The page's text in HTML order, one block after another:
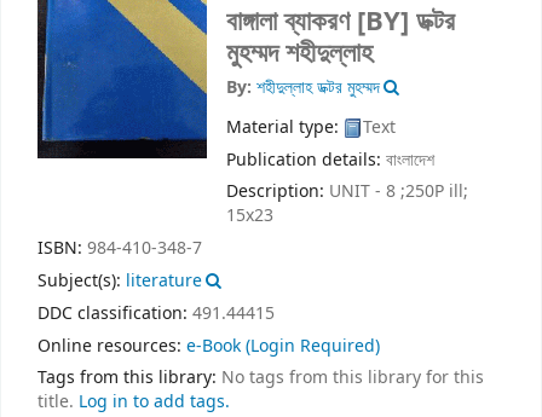
বাঙ্গালা ব্যাকরণ[BY] ডক্টর
মুহম্মদ শহীদুল্লাহ
By: শহীদুল্লাহ ডক্টর মুহম্মদ
Material type:
Text
Publication details: বাংলাদেশ
Description: UNIT - 8 ;250P ill;
15x23
ISBN: 984-410-348-7
Subject(s): literature
DDC classification: 491.44415
Online resources: e-Book(Login Required)
Tags from this library: No tags from this library for this
title. Log in to add tags.